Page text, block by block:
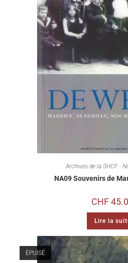
Archives de la SHCF -
NA09 Souvenirs de
CHF
Lire la
ÉPUISÉ